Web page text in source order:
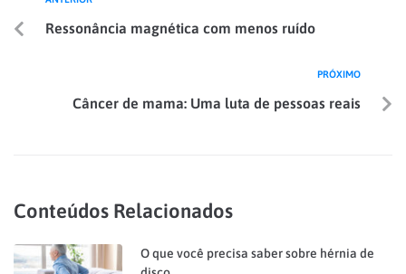
Ressonância magnética com menos ruído
PRÓXIMO
Câncer de mama: Uma luta de pessoas reais
Conteúdos Relacionados
O que você precisa saber sobre hérnia de